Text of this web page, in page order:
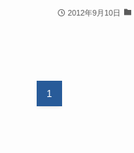
2012年9月10日
1